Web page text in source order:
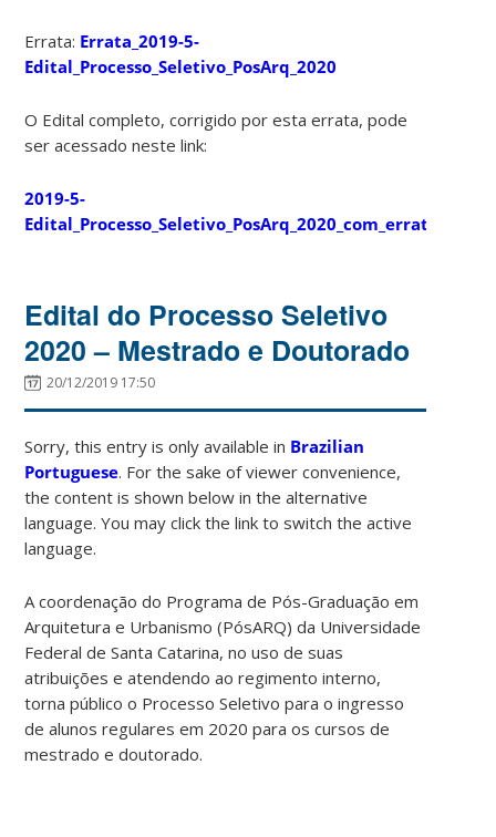
Errata: Errata_2019-5-
Edital_Processo_Seletivo_PosArq_2020
O Edital completo, corrigido por esta errata, pode
ser acessado neste link:
2019-5-
Edital_Processo_Seletivo_PosArq_2020_com_errata
Edital do Processo Seletivo
2020 – Mestrado e Doutorado
20/12/2019 17:50
Sorry, this entry is only available in Brazilian
Portuguese. For the sake of viewer convenience,
the content is shown below in the alternative
language. You may click the link to switch the active
language.
A coordenação do Programa de Pós-Graduação em
Arquitetura e Urbanismo (PósARQ) da Universidade
Federal de Santa Catarina, no uso de suas
atribuições e atendendo ao regimento interno,
torna público o Processo Seletivo para o ingresso
de alunos regulares em 2020 para os cursos de
mestrado e doutorado.